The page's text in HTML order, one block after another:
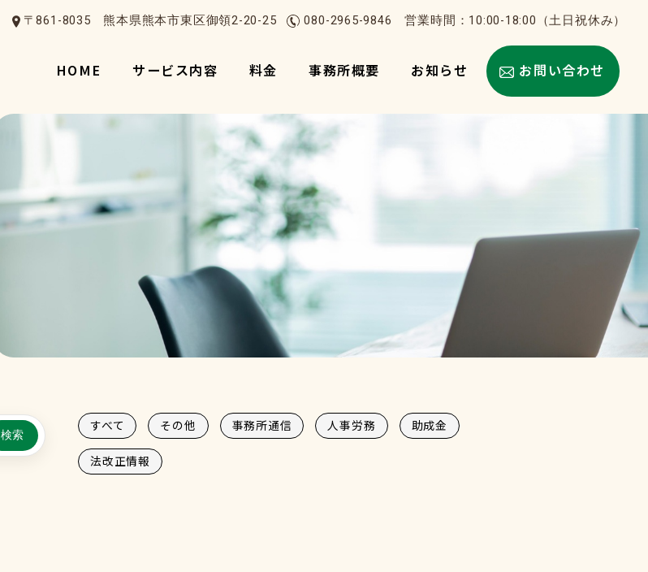
〒861-8035 熊本県熊本市東区御領2-20-25 080-2965-9846 営業時間：10:00-18:00（土日祝休み）
HOME サービス内容 料金 事務所概要 お知らせ お問い合わせ
検索
すべて その他 事務所通信 人事労務 助成金
法改正情報